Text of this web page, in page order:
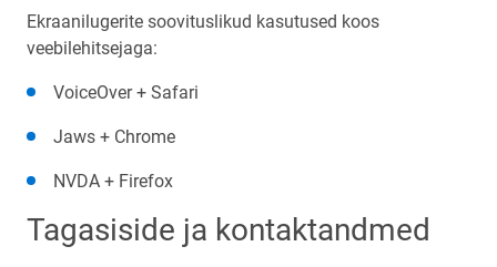
Ekraanilugerite soovituslikud kasutused koos
veebilehitsejaga:
VoiceOver + Safari
Jaws + Chrome
NVDA + Firefox
Tagasiside ja kontaktandmed